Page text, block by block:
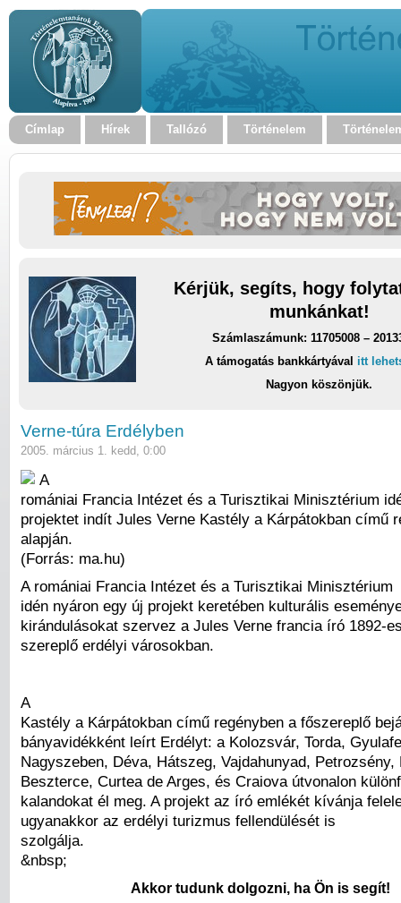
Címlap Hírek Tallózó Történelem
Kérjük, segíts, hogy
munkánkat!
Számlaszámunk: 11705008 –
A támogatás bankkártyával itt
Nagyon köszönjük.
Verne-túra Erdélyben
2005. március 1. kedd, 0:00
A
romániai Francia Intézet és a Turisztikai Minisztérium
projektet indít Jules Verne Kastély a Kárpátokban című
alapján.
(Forrás: ma.hu)
A romániai Francia Intézet és a Turisztikai Minisztérium
idén nyáron egy új projekt keretében kulturális
kirándulásokat szervez a Jules Verne francia író 1892-
szereplő erdélyi városokban.
A
Kastély a Kárpátokban című regényben a főszereplő
bányavidékként leírt Erdélyt: a Kolozsvár, Torda,
Nagyszeben, Déva, Hátszeg, Vajdahunyad, Petrozsény,
Beszterce, Curtea de Arges, és Craiova útvonalon
kalandokat él meg. A projekt az író emlékét kívánja
ugyanakkor az erdélyi turizmus fellendülését is
szolgálja.
&nbsp;
Akkor tudunk dolgozni, ha Ön is segít!